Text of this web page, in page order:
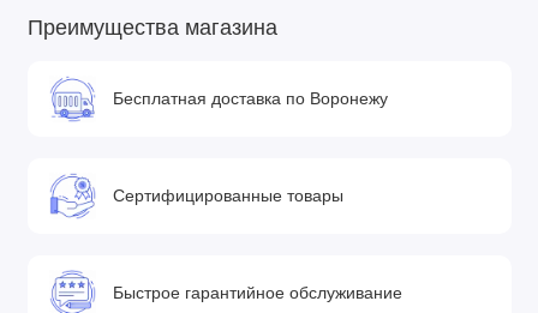
Преимущества магазина
Бесплатная доставка по Воронежу
Сертифицированные товары
Быстрое гарантийное обслуживание